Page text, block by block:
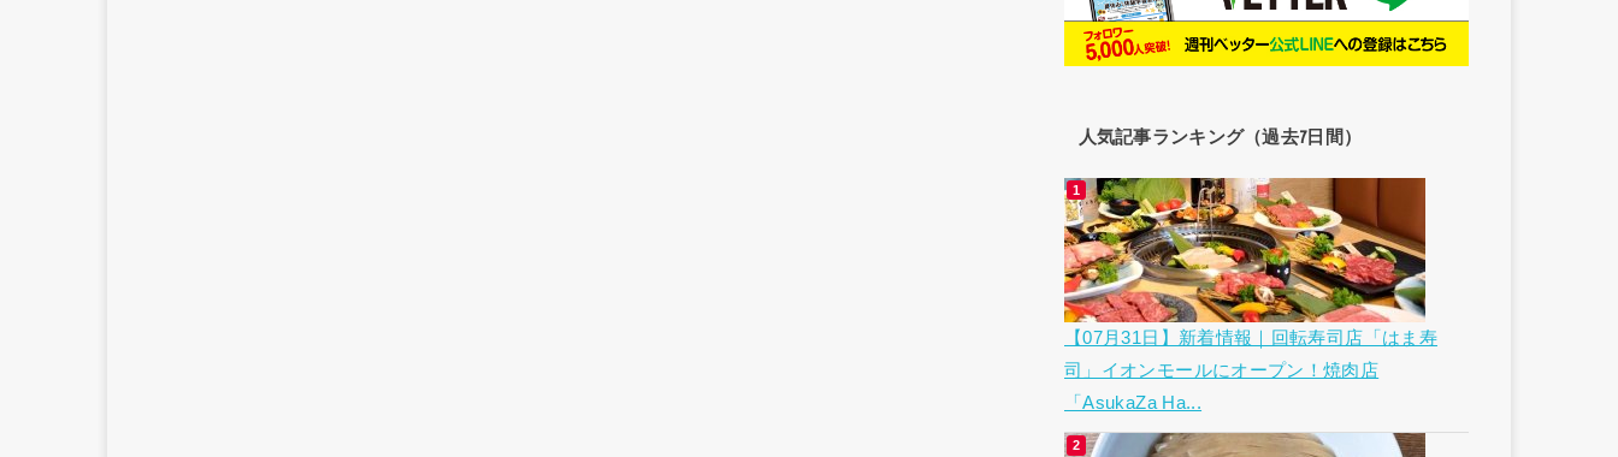
人気記事ランキング（過去7日間）
【07月31日】新着情報｜回転寿司店「はま寿
司」イオンモールにオープン！焼肉店
「AsukaZa Ha...